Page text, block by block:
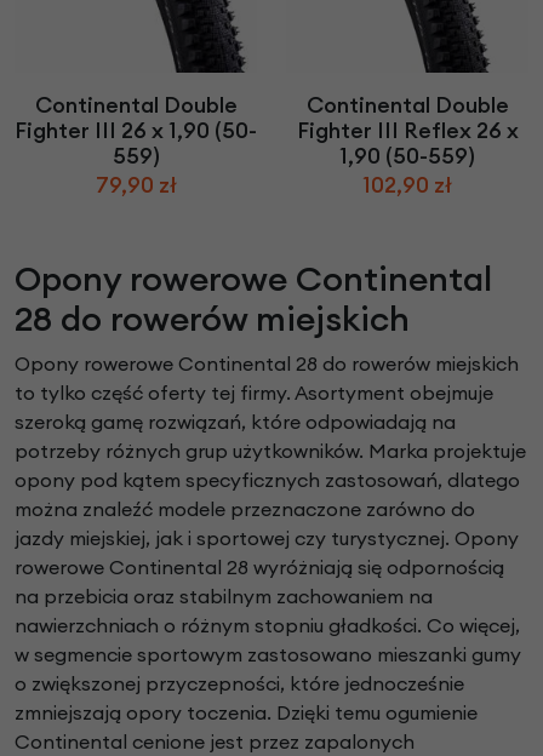
Continental Double
Fighter III 26 x 1,90 (50-
559)
79,90 zł
Continental Double
Fighter III Reflex 26 x
1,90 (50-559)
102,90 zł
Opony rowerowe Continental
28 do rowerów miejskich
Opony rowerowe Continental 28 do rowerów miejskich
to tylko część oferty tej firmy. Asortyment obejmuje
szeroką gamę rozwiązań, które odpowiadają na
potrzeby różnych grup użytkowników. Marka projektuje
opony pod kątem specyficznych zastosowań, dlatego
można znaleźć modele przeznaczone zarówno do
jazdy miejskiej, jak i sportowej czy turystycznej. Opony
rowerowe Continental 28 wyróżniają się odpornością
na przebicia oraz stabilnym zachowaniem na
nawierzchniach o różnym stopniu gładkości. Co więcej,
w segmencie sportowym zastosowano mieszanki gumy
o zwiększonej przyczepności, które jednocześnie
zmniejszają opory toczenia. Dzięki temu ogumienie
Continental cenione jest przez zapalonych